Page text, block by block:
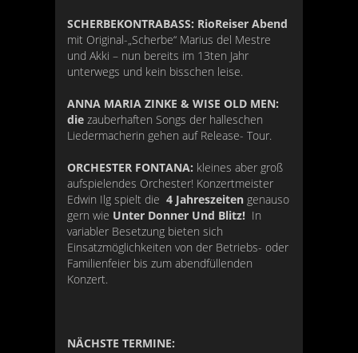
SCHERBEKONTRABASS: RioReiser Abend
mit Original-„Scherbe“ Marius del Mestre
und Akki – nun bereits im 13ten Jahr
unterwegs und kein bisschen leise.
ANNA MARIA ZINKE & WISE OLD MEN:
die zauberhaften Songs der halleschen
Liedermacherin gehen auf Release- Tour.
ORCHESTER FONTANA: kleines aber groß
aufspielendes Orchester! Konzertmeister
Edwin Ilg spielt die 4 Jahreszeiten genauso
gern wie Unter Donner Und Blitz! In
variabler Besetzung bieten sich
Einsatzmöglichkeiten von der Betriebs- oder
Familienfeier bis zum abendfüllenden
Konzert.
NÄCHSTE TERMINE: